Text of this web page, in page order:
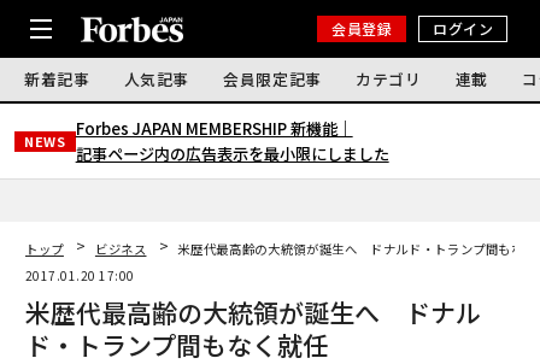
会員登録 ログイン
新着記事 人気記事 会員限定記事 カテゴリ 連載
NEWS
Forbes JAPAN MEMBERSHIP 新機能｜
記事ページ内の広告表示を最小限にしました
トップ ビジネス
米歴代最高齢の大統領が誕生へ ドナルド・トランプ間もなく
2017.01.20 17:00
米歴代最高齢の大統領が誕生へ ドナル
ド・トランプ間もなく就任